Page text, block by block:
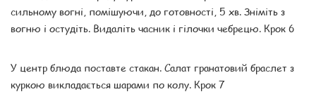
сильному вогні, помішуючи, до готовності, 5 хв. Зніміть з
вогню і остудіть. Видаліть часник і гілочки чебрецю. Крок 6
У центр блюда поставте стакан. Салат гранатовий браслет з
куркою викладається шарами по колу. Крок 7